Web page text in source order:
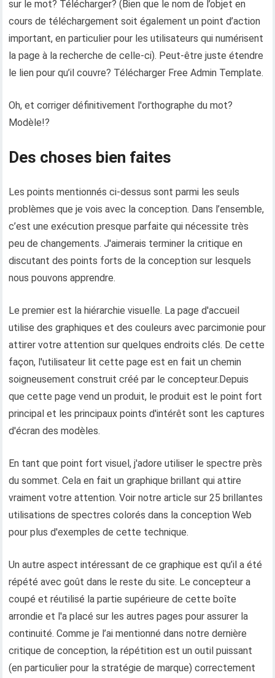
sur le mot? Télécharger? (Bien que le nom de l’objet en
cours de téléchargement soit également un point d’action
important, en particulier pour les utilisateurs qui numérisent
la page à la recherche de celle-ci). Peut-être juste étendre
le lien pour qu’il couvre? Télécharger Free Admin Template.
Oh, et corriger définitivement l'orthographe du mot?
Modèle!?
Des choses bien faites
Les points mentionnés ci-dessus sont parmi les seuls
problèmes que je vois avec la conception. Dans l’ensemble,
c’est une exécution presque parfaite qui nécessite très
peu de changements. J'aimerais terminer la critique en
discutant des points forts de la conception sur lesquels
nous pouvons apprendre.
Le premier est la hiérarchie visuelle. La page d'accueil
utilise des graphiques et des couleurs avec parcimonie pour
attirer votre attention sur quelques endroits clés. De cette
façon, l'utilisateur lit cette page est en fait un chemin
soigneusement construit créé par le concepteur.Depuis
que cette page vend un produit, le produit est le point fort
principal et les principaux points d'intérêt sont les captures
d'écran des modèles.
En tant que point fort visuel, j'adore utiliser le spectre près
du sommet. Cela en fait un graphique brillant qui attire
vraiment votre attention. Voir notre article sur 25 brillantes
utilisations de spectres colorés dans la conception Web
pour plus d'exemples de cette technique.
Un autre aspect intéressant de ce graphique est qu’il a été
répété avec goût dans le reste du site. Le concepteur a
coupé et réutilisé la partie supérieure de cette boîte
arrondie et l'a placé sur les autres pages pour assurer la
continuité. Comme je l’ai mentionné dans notre dernière
critique de conception, la répétition est un outil puissant
(en particulier pour la stratégie de marque) correctement